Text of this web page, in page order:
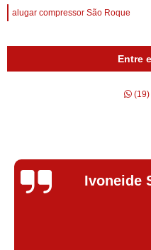
alugar compressor São Roque
Entre
(19)
Silvana